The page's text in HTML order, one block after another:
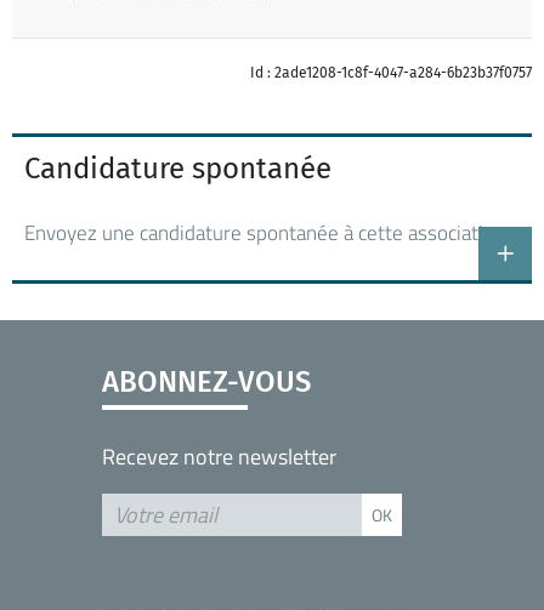
Id : 2ade1208-1c8f-4047-a284-6b23b37f0757
Candidature spontanée
Envoyez une candidature spontanée à cette association
ABONNEZ-VOUS
Recevez notre newsletter